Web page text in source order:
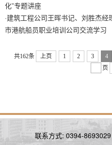
化”专题讲座
·建筑工程公司王晖书记、刘胜杰经
市港航船员职业培训公司交流学习
共162条 上页 1 2 3 4
页
联系方式: 0394-